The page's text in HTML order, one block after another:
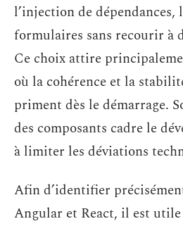
l’injection de dépendances,
formulaires sans recourir à
Ce choix attire
où la cohérence et la
priment dès le démarrage.
des composants cadre le
à limiter les déviations
Afin d’identifier
Angular et React, il est utile